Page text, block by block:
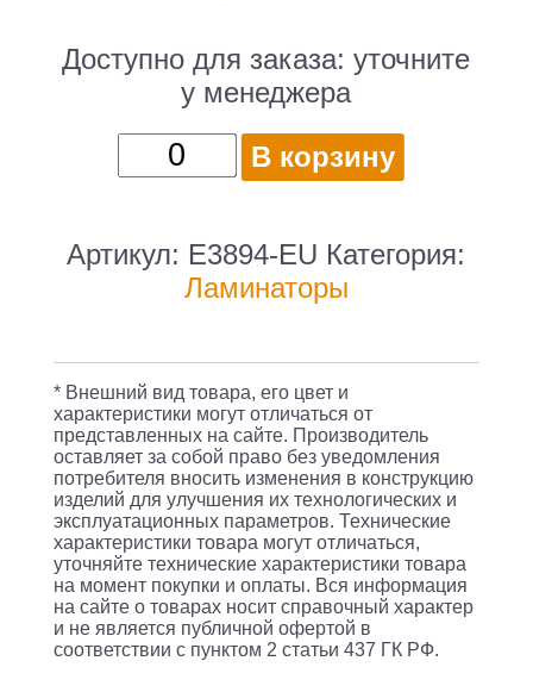
Доступно для заказа:уточните
у менеджера
Количество
товара
Deli
E3894-
(80-
175мкм)
30см/
мин
хол.лам.
лам.фото
реверс
В корзину
Артикул: E3894-EU Категория:
Ламинаторы
* Внешний вид товара, его цвет и
характеристики могут отличаться от
представленных на сайте. Производитель
оставляет за собой право без уведомления
потребителя вносить изменения в конструкцию
изделий для улучшения их технологических и
эксплуатационных параметров. Технические
характеристики товара могут отличаться,
уточняйте технические характеристики товара
на момент покупки и оплаты. Вся информация
на сайте о товарах носит справочный характер
и не является публичной офертой в
соответствии с пунктом 2 статьи 437 ГК РФ.